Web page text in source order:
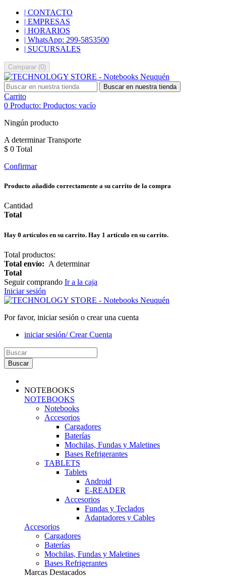
| CONTACTO
| EMPRESAS
| HORARIOS
| WhatsApp: 299-5853500
| SUCURSALES
Comparar (0)
Buscar en nuestra tienda
Carrito
0 Producto: Productos: vacío
Ningún producto
A determinarTransporte
$ 0 Total
Confirmar
Producto añadido correctamente a su carrito de la compra
Cantidad
Total
Hay 0 artículos en su carrito. Hay 1 artículo en su carrito.
Total productos:
Total envío: A determinar
Total
Seguir comprando Ir a la caja
Iniciar sesión
Por favor, iniciar sesión o crear una cuenta
iniciar sesión/ Crear Cuenta
Buscar
NOTEBOOKS
NOTEBOOKS
Notebooks
Accesorios
Cargadores
Baterías
Mochilas, Fundas y Maletines
Bases Refrigerantes
TABLETS
Tablets
Android
E-READER
Accesorios
Fundas y Teclados
Adaptadores y Cables
Accesorios
Cargadores
Baterías
Mochilas, Fundas y Maletines
Bases Refrigerantes
Marcas Destacados